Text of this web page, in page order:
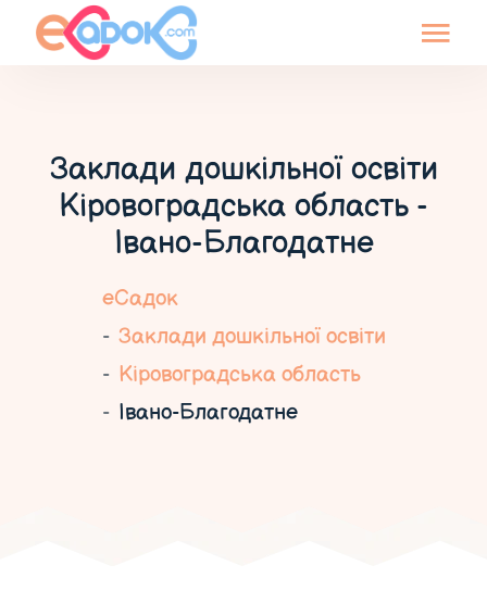
Заклади дошкільної освіти
Кіровоградська область -
Івано-Благодатне
еСадок
Заклади дошкільної освіти
Кіровоградська область
Івано-Благодатне